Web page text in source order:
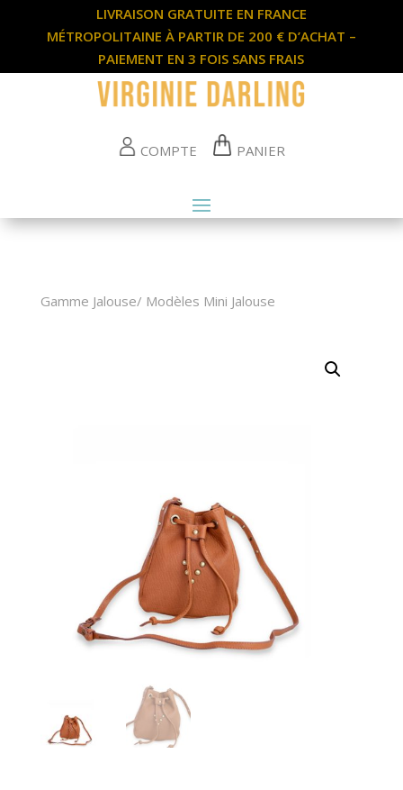
LIVRAISON GRATUITE EN FRANCE
MÉTROPOLITAINE À PARTIR DE 200 € D’ACHAT –
PAIEMENT EN 3 FOIS SANS FRAIS
COMPTE PANIER
Gamme Jalouse/ Modèles Mini Jalouse